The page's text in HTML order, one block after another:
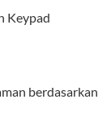
Keypad
berdasarkan